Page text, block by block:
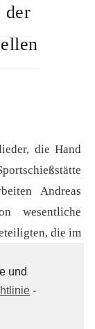
und
-
der
die Hand
Andreas
wesentliche
die im
2021 nichts
mit